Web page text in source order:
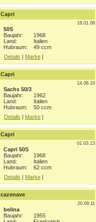
Capri
18.01.08
50S
Baujahr:
1968
Land:
Italien
Hubraum:
49 ccm
Details | Marke |
Capri
14.06.10
Sachs 50/3
Baujahr:
1962
Land:
Italien
Hubraum:
50 ccm
Details | Marke |
Capri
01.03.13
Capri 50S
Baujahr:
1968
Land:
Italien
Hubraum:
62 ccm
Details | Marke |
cazenave
20.09.11
belina
Baujahr:
1955